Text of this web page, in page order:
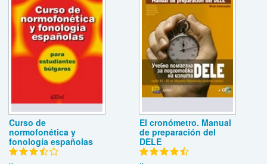
Curso de
normofonética y
fonología españolas
El cronómetro. Manual
de preparación del
DELE